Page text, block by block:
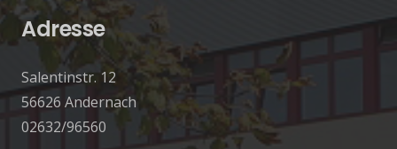
Adresse
Salentinstr. 12
56626 Andernach
02632/96560